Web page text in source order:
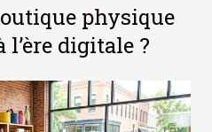
physique
digitale ?